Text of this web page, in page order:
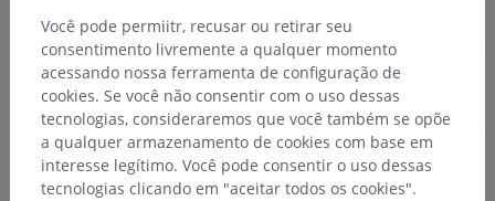
Anatomia comparativa em animais
Traduções
Você pode permiitr, recusar ou retirar seu
consentimento livremente a qualquer momento
acessando nossa ferramenta de configuração de
cookies. Se você não consentir com o uso dessas
tecnologias, consideraremos que você também se opõe
a qualquer armazenamento de cookies com base em
interesse legítimo. Você pode consentir o uso dessas
tecnologias clicando em "aceitar todos os cookies".